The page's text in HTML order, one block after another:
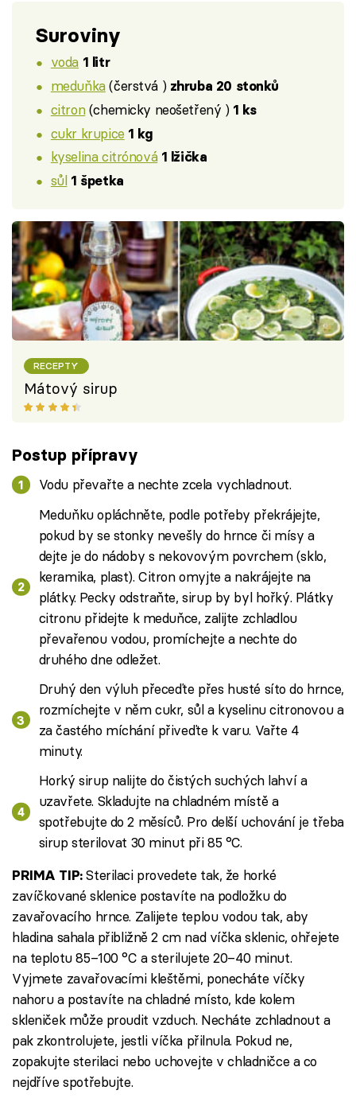
Suroviny
voda 1 litr
meduňka(čerstvá ) zhruba 20 stonků
citron(chemicky neošetřený ) 1 ks
cukr krupice 1 kg
kyselina citrónová 1 lžička
sůl 1 špetka
RECEPTY
Mátový sirup
Postup přípravy
Vodu převařte a nechte zcela vychladnout.
Meduňku opláchněte, podle potřeby překrájejte,
pokud by se stonky nevešly do hrnce či mísy a
dejte je do nádoby s nekovovým povrchem (sklo,
keramika, plast). Citron omyjte a nakrájejte na
plátky. Pecky odstraňte, sirup by byl hořký. Plátky
citronu přidejte k meduňce, zalijte zchladlou
převařenou vodou, promíchejte a nechte do
druhého dne odležet.
Druhý den výluh přeceďte přes husté síto do hrnce,
rozmíchejte v něm cukr, sůl a kyselinu citronovou a
za častého míchání přiveďte k varu. Vařte 4
minuty.
Horký sirup nalijte do čistých suchých lahví a
uzavřete. Skladujte na chladném místě a
spotřebujte do 2 měsíců. Pro delší uchování je třeba
sirup sterilovat 30 minut při 85 °C.
PRIMA TIP:Sterilaci provedete tak, že horké
zavíčkované sklenice postavíte na podložku do
zavařovacího hrnce. Zalijete teplou vodou tak, aby
hladina sahala přibližně 2 cm nad víčka sklenic, ohřejete
na teplotu 85–100 °C a sterilujete 20–40 minut.
Vyjmete zavařovacími kleštěmi, ponecháte víčky
nahoru a postavíte na chladné místo, kde kolem
skleniček může proudit vzduch. Necháte zchladnout a
pak zkontrolujete, jestli víčka přilnula. Pokud ne,
zopakujte sterilaci nebo uchovejte v chladničce a co
nejdříve spotřebujte.